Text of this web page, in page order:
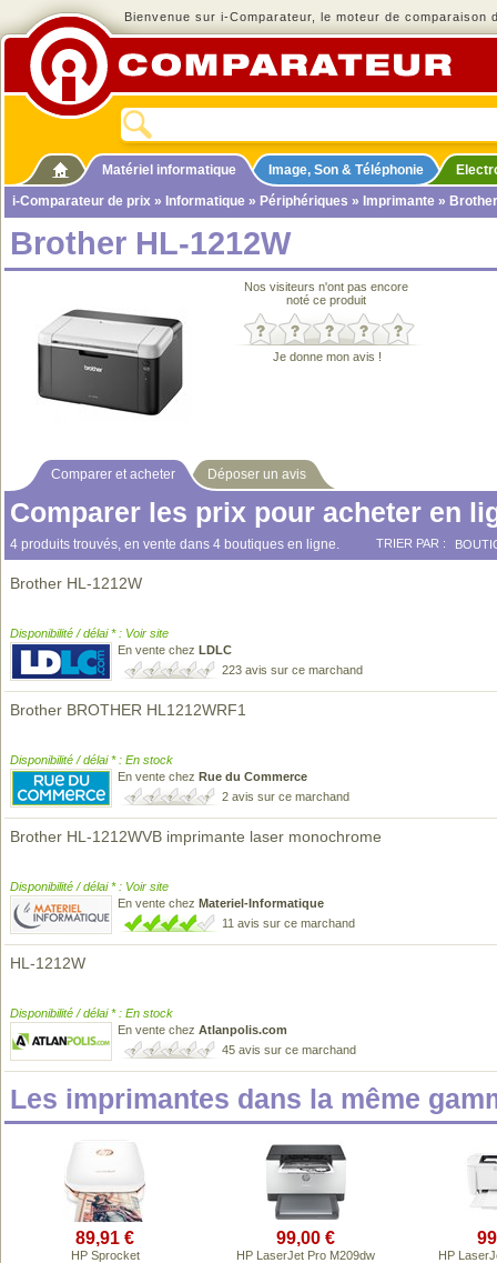
Bienvenue sur i-Comparateur, le moteur de comparaison
Matériel informatique Image, Son & Téléphonie
i-Comparateur de prix » Informatique » Périphériques » Imprimante »
Brother HL-1212W
Nos visiteurs n'ont pas encore
noté ce produit
Je donne mon avis !
Comparer et acheter Déposer un avis
Comparer les prix pour acheter en
4 produits trouvés, en vente dans 4 boutiques en ligne. TRIER PAR :
Brother HL-1212W
Disponibilité / délai * : Voir site
En vente chez LDLC
223 avis sur ce marchand
Brother BROTHER HL1212WRF1
Disponibilité / délai * : En stock
En vente chez Rue du Commerce
2 avis sur ce marchand
Brother HL-1212WVB imprimante laser monochrome
Disponibilité / délai * : Voir site
En vente chez Materiel-Informatique
11 avis sur ce marchand
HL-1212W
Disponibilité / délai * : En stock
En vente chez Atlanpolis.com
45 avis sur ce marchand
Les imprimantes dans la même
89,91 €
HP Sprocket
99,00 €
HP LaserJet Pro M209dw HP